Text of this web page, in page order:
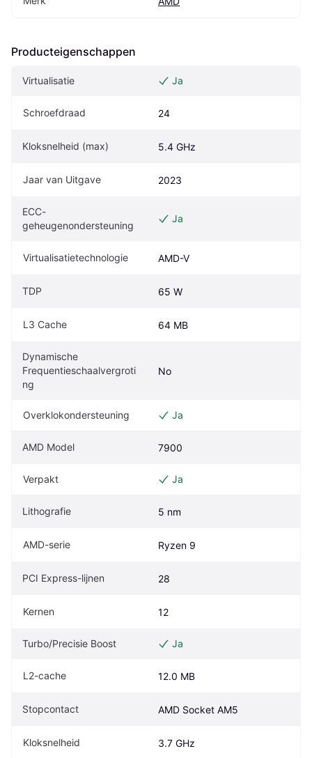
Producteigenschappen
Virtualisatie Ja
Schroefdraad 24
Kloksnelheid (max) 5.4 GHz
Jaar van Uitgave 2023
ECC-
geheugenondersteuning
Ja
Virtualisatietechnologie AMD-V
TDP 65 W
L3 Cache 64 MB
Dynamische
Frequentieschaalvergroti
ng
No
Overklokondersteuning Ja
AMD Model 7900
Verpakt Ja
Lithografie 5 nm
AMD-serie Ryzen 9
PCI Express-lijnen 28
Kernen 12
Turbo/Precisie Boost Ja
L2-cache 12.0 MB
Stopcontact AMD Socket AM5
Kloksnelheid 3.7 GHz